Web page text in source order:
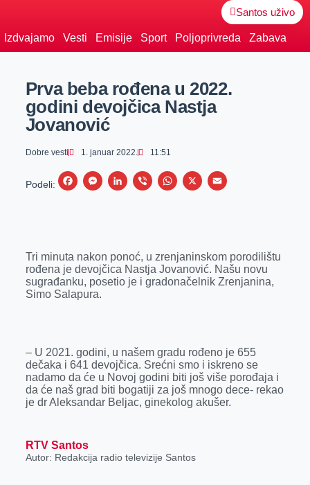
Santos uživo
Izdvajamo Vesti Emisije Sport Poljoprivreda Zabava
Prva beba rođena u 2022.
godini devojčica Nastja
Jovanović
Dobre vesti 1. januar 2022. 11:51
Podeli:
F
b
o
o
M
e
n
L
e
d
V
r
W
s
A
X
E
l
Tri minuta nakon ponoć, u zrenjaninskom porodilištu
rođena je devojčica Nastja Jovanović. Našu novu
sugrađanku, posetio je i gradonačelnik Zrenjanina,
Simo Salapura.
– U 2021. godini, u našem gradu rođeno je 655
dečaka i 641 devojčica. Srećni smo i iskreno se
nadamo da će u Novoj godini biti još više porođaja i
da će naš grad biti bogatiji za još mnogo dece- rekao
je dr Aleksandar Beljac, ginekolog akušer.
RTV Santos
Autor: Redakcija radio televizije Santos